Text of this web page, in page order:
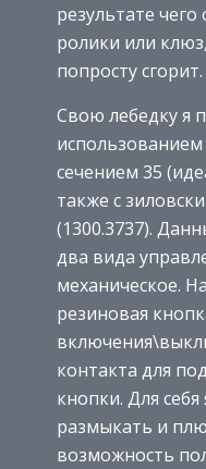
результате чего
ролики или
попросту сгорит.
Свою лебедку я
сечением 35
также с
(1300.3737).
два вида
механическое.
резиновая
контакта для
кнопки. Для
размыкать и
возможность